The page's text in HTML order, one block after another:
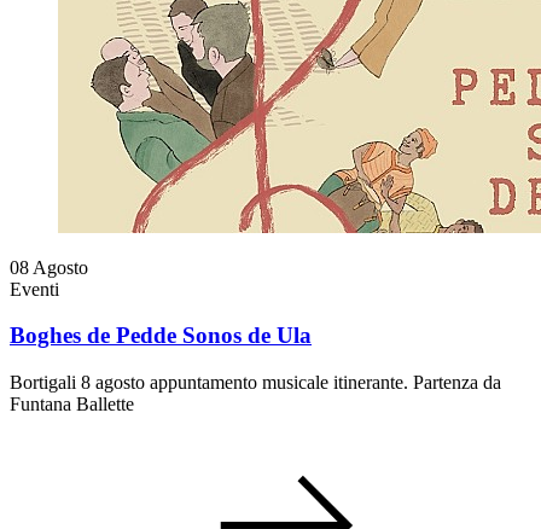
08 Agosto
Eventi
Boghes de Pedde Sonos de Ula
Bortigali 8 agosto appuntamento musicale itinerante. Partenza da
Funtana Ballette